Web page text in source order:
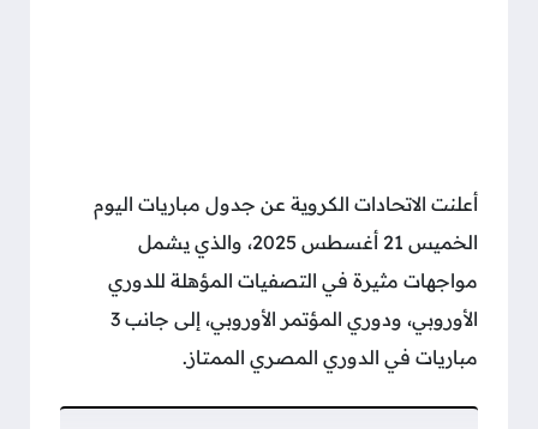
أعلنت الاتحادات الكروية عن جدول مباريات اليوم
الخميس 21 أغسطس 2025، والذي يشمل
مواجهات مثيرة في التصفيات المؤهلة للدوري
الأوروبي، ودوري المؤتمر الأوروبي، إلى جانب 3
مباريات في الدوري المصري الممتاز.